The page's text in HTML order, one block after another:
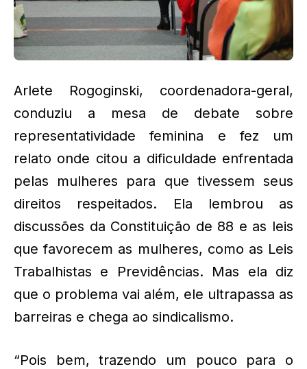
Arlete Rogoginski, coordenadora-geral,
conduziu a mesa de debate sobre
representatividade feminina e fez um
relato onde citou a dificuldade enfrentada
pelas mulheres para que tivessem seus
direitos respeitados. Ela lembrou as
discussões da Constituição de 88 e as leis
que favorecem as mulheres, como as Leis
Trabalhistas e Previdências. Mas ela diz
que o problema vai além, ele ultrapassa as
barreiras e chega ao sindicalismo.
“Pois bem, trazendo um pouco para o